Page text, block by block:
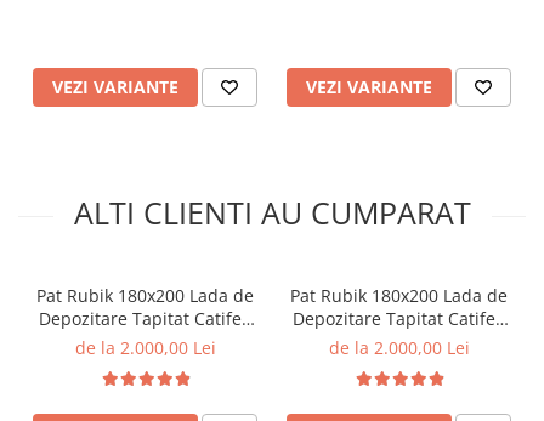
VEZI VARIANTE VEZI VARIANTE
ALTI CLIENTI AU CUMPARAT
Pat Rubik 180x200 Lada de
Depozitare Tapitat Catifea
Crem (cod: ML2223)
de la 2.000,00 Lei
Pat Rubik 180x200 Lada de
Depozitare Tapitat Catifea
Gri (cod: ML2223)
de la 2.000,00 Lei